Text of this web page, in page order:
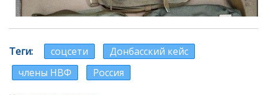
Теги соцсети
Донбасский кейс
члены НВФ
Россия